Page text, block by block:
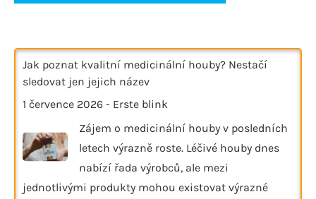
Jak poznat kvalitní medicinální houby? Nestačí
sledovat jen jejich název
1 července 2026 - Erste blink
Zájem o medicinální houby v posledních
letech výrazně roste. Léčivé houby dnes
nabízí řada výrobců, ale mezi
jednotlivými produkty mohou existovat výrazné